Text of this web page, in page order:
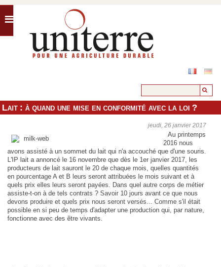
Lait : à quand une mise en conformité avec la loi ?
jeudi, 26 janvier 2017
Au printemps
2016 nous
avons assisté à un sommet du lait qui n'a accouché que d'une souris.
L'IP lait a annoncé le 16 novembre que dès le 1er janvier 2017, les
producteurs de lait sauront le 20 de chaque mois, quelles quantités
en pourcentage A et B leurs seront attribuées le mois suivant et à
quels prix elles leurs seront payées. Dans quel autre corps de métier
assiste-t-on à de tels contrats ? Savoir 10 jours avant ce que nous
devons produire et quels prix nous seront versés... Comme s'il était
possible en si peu de temps d'adapter une production qui, par nature,
fonctionne avec des être vivants.